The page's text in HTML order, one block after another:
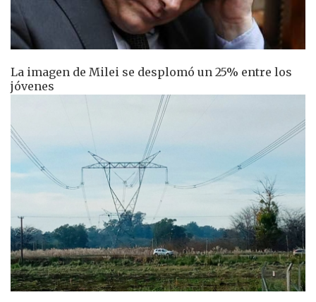
La imagen de Milei se desplomó un 25% entre los
jóvenes